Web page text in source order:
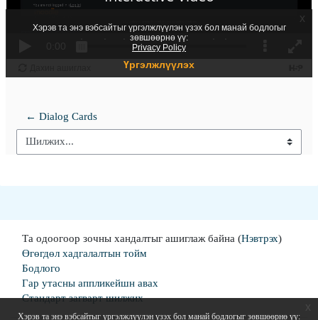
Хэрэв та энэ вэбсайтыг үргэлжлүүлэн үзэх бол манай бодлогыг зөвшөөрнө үү:
← Dialog Cards
Шилжих...
Та одоогоор зочны хандалтыг ашиглаж байна (Нэвтрэх)
Өгөгдөл хадгалалтын тойм
Бодлого
Гар утасны аппликейшн авах
Стандарт загварт шилжих